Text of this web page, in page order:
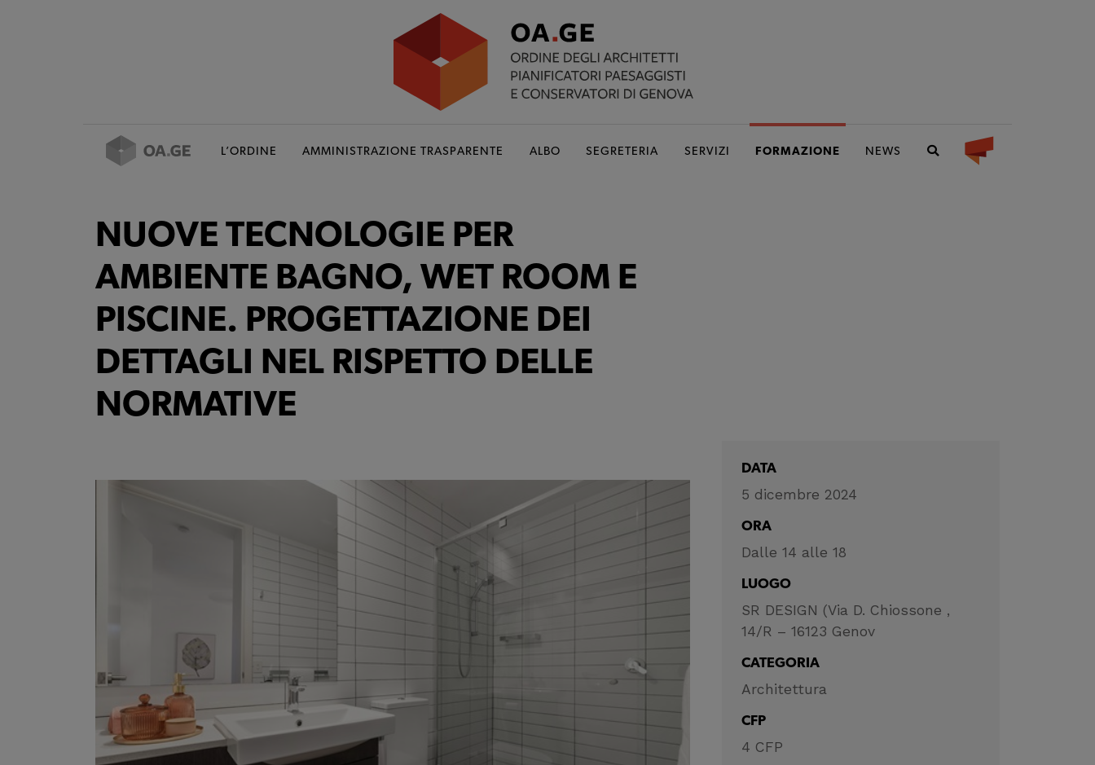
L’ORDINE AMMINISTRAZIONE TRASPARENTE ALBO SEGRETERIA SERVIZI FORMAZIONE NEWS
NUOVE TECNOLOGIE PER
AMBIENTE BAGNO, WET ROOM E
PISCINE. PROGETTAZIONE DEI
DETTAGLI NEL RISPETTO DELLE
NORMATIVE
DATA
5 dicembre 2024
ORA
Dalle 14 alle 18
LUOGO
SR DESIGN (Via D. Chiossone ,
14/R – 16123 Genov
CATEGORIA
Architettura
CFP
4 CFP